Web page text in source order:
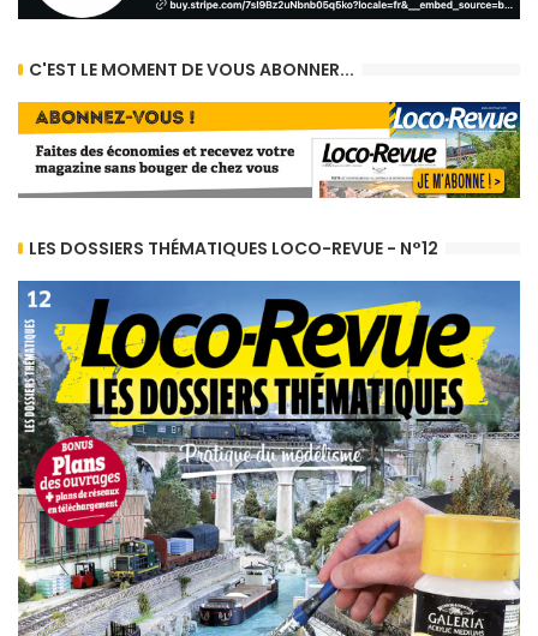
C'EST LE MOMENT DE VOUS ABONNER...
LES DOSSIERS THÉMATIQUES LOCO-REVUE - N°12